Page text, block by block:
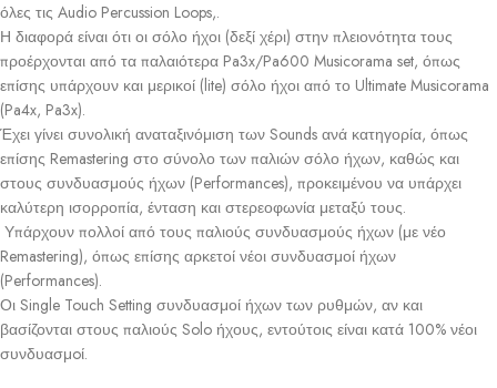
όλες τις Audio Percussion Loops,.
Η διαφορά είναι ότι οι σόλο ήχοι (δεξί χέρι) στην πλειονότητα τους
προέρχονται από τα παλαιότερα Pa3x/Pa600 Musicorama set, όπως
επίσης υπάρχουν και μερικοί (lite) σόλο ήχοι από το Ultimate Musicorama
(Pa4x, Pa3x).
Έχει γίνει συνολική αναταξινόμιση των Sounds ανά κατηγορία, όπως
επίσης Remastering στο σύνολο των παλιών σόλο ήχων, καθώς και
στους συνδυασμούς ήχων (Performances), προκειμένου να υπάρχει
καλύτερη ισορροπία, ένταση και στερεοφωνία μεταξύ τους.
Υπάρχουν πολλοί από τους παλιούς συνδυασμούς ήχων (με νέο
Remastering), όπως επίσης αρκετοί νέοι συνδυασμοί ήχων
(Performances).
Οι Single Touch Setting συνδυασμοί ήχων των ρυθμών, αν και
βασίζονται στους παλιούς Solo ήχους, εντούτοις είναι κατά 100% νέοι
συνδυασμoί.